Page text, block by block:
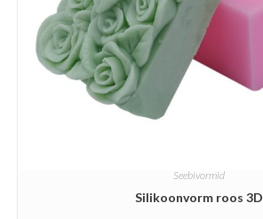
Seebivormid
Silikoonvorm roos 3D